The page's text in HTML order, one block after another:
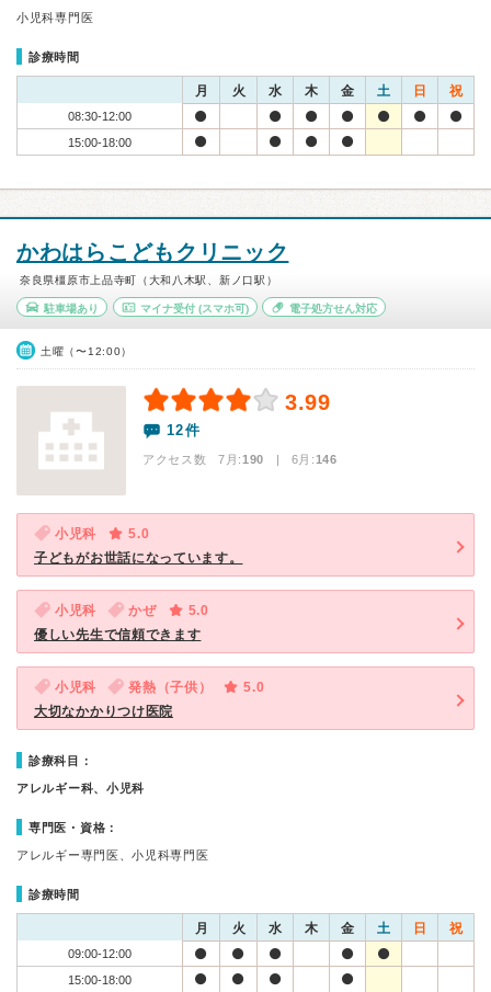
小児科専門医
診療時間
月 火 水 木 金 土 日 祝
08:30-12:00
15:00-18:00
かわはらこどもクリニック
奈良県橿原市上品寺町（大和八木駅、新ノ口駅）
駐車場あり マイナ受付(スマホ可) 電子処方せん対応
土曜（〜12:00）
3.99
12件
アクセス数 7月:190 | 6月:146
小児科
5.0
子どもがお世話になっています。
小児科 かぜ
5.0
優しい先生で信頼できます
小児科 発熱（子供）
5.0
大切なかかりつけ医院
診療科目：
アレルギー科、小児科
専門医・資格：
アレルギー専門医、小児科専門医
診療時間
月 火 水 木 金 土 日 祝
09:00-12:00
15:00-18:00